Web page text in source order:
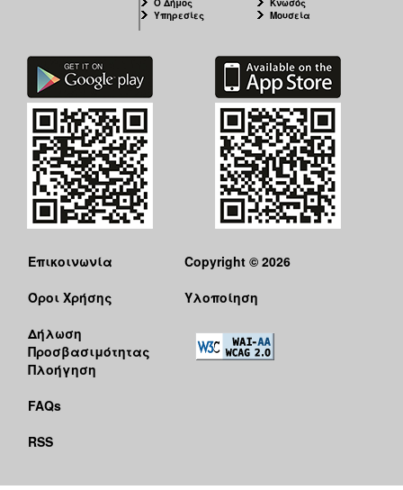
Υπηρεσίες
Μουσεία
Επικοινωνία
Όροι Χρήσης
Δήλωση
Προσβασιμότητας
Πλοήγηση
FAQs
RSS
Copyright © 2026
Υλοποίηση